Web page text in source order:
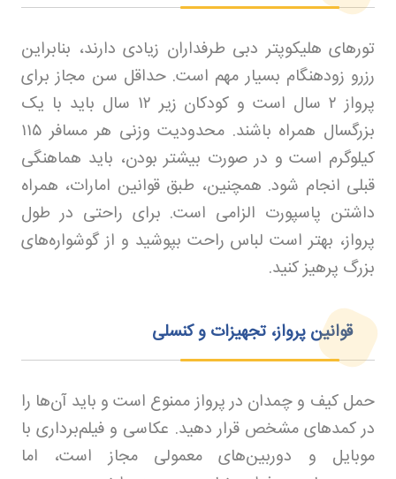
تورهای هلیکوپتر دبی طرفداران زیادی دارند، بنابراین
رزرو زودهنگام بسیار مهم است. حداقل سن مجاز برای
پرواز ۲سال است و کودکان زیر ۱۲ سال باید با یک
بزرگسال همراه باشند. محدودیت وزنی هر مسافر ۱۱۵
کیلوگرم است و در صورت بیشتر بودن، باید هماهنگی
قبلی انجام شود. همچنین، طبق قوانین امارات، همراه
داشتن پاسپورت الزامی است. برای راحتی در طول
پرواز، بهتر است لباس راحت بپوشید و از گوشواره‌های
بزرگ پرهیز کنید.
قوانین پرواز، تجهیزات و کنسلی
حمل کیف و چمدان در پرواز ممنوع است و باید آن‌ها را
در کمدهای مشخص قرار دهید. عکاسی و فیلم‌برداری با
موبایل و دوربین‌های معمولی مجاز است، اما